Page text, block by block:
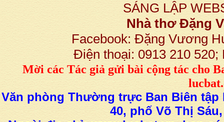
SÁNG LẬP
Nhà thơ Đặng
Facebook: Đặng Vương
Điện thoại: 0913 210
Mời các Tác giả gửi bàicộng tác cho
Văn phòng Thường trực Ban Biên tập
40, phố Võ Thị